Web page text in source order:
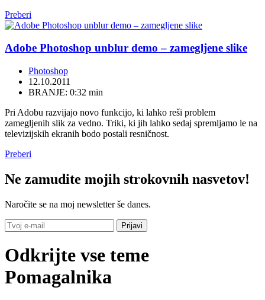
Preberi
Adobe Photoshop unblur demo – zamegljene slike
Photoshop
12.10.2011
BRANJE: 0:32 min
Pri Adobu razvijajo novo funkcijo, ki lahko reši problem
zamegljenih slik za vedno. Triki, ki jih lahko sedaj spremljamo le na
televizijskih ekranih bodo postali resničnost.
Preberi
Ne zamudite mojih strokovnih nasvetov!
Naročite se na moj newsletter še danes.
Odkrijte vse teme
Pomagalnika